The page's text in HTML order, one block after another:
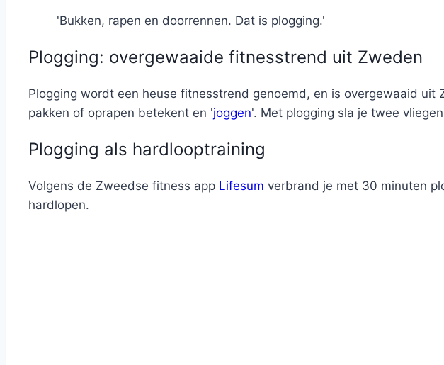
'Bukken, rapen en doorrennen. Dat is plogging.'
Plogging: overgewaaide fitnesstrend uit Zweden
Plogging wordt een heuse fitnesstrend genoemd, en is overgewaaid
pakken of oprapen betekent en 'joggen'. Met plogging sla je twee
Plogging als hardlooptraining
Volgens de Zweedse fitness app Lifesum verbrand je met 30 minuten
hardlopen.